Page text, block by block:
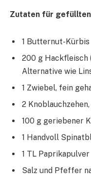
Zutaten für
1 Butternut-Kürbis
200 g Hackfleisch
Alternative wie
1 Zwiebel, fein
2
100 g geriebener
1 Handvoll
1 TL Paprikapulver
Salz und Pfeffer